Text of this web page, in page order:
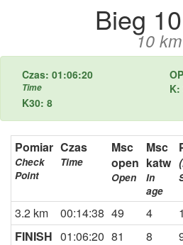
Bieg
10 km
Czas: 01:06:20
Time
K:
K30: 8
Pomiar
Check
Point
Czas
Time
Msc
open
Open
Msc
katw
In
age
3.2 km 00:14:38 49 4
FINISH 01:06:20 81 8